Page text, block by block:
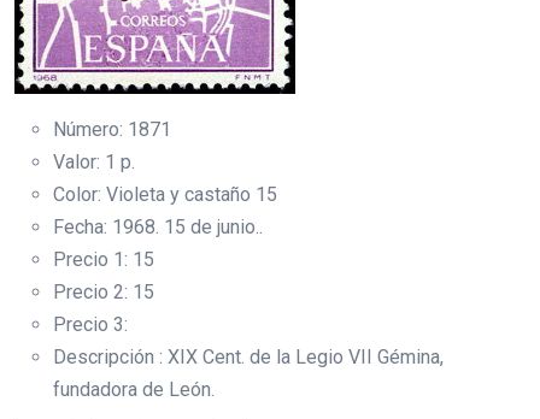
Número: 1871
Valor: 1 p.
Color: Violeta y castaño 15
Fecha: 1968. 15 de junio..
Precio 1: 15
Precio 2: 15
Precio 3:
Descripción : XIX Cent. de la Legio VII Gémina,
fundadora de León.